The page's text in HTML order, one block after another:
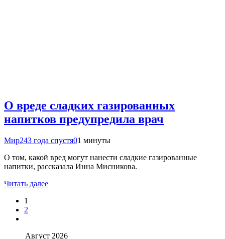
О вреде сладких газированных
напитков предупредила врач
Мир243 года спустя01 минуты
О том, какой вред могут нанести сладкие газированные
напитки, рассказала Инна Мисникова.
Читать далее
1
2
Август 2026